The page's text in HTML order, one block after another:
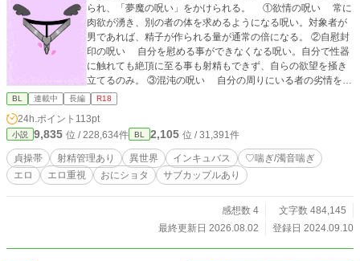
られ、「夢魔の呪い」をかけられる。 ①欲情の呪い 常に
肉欲が湧き、別の者の体を求めるようになる呪い。対象者が
男であれば、精子が作られる量が通常の倍になる。 ②自慰封
印の呪い 自分を慰める事ができなくなる呪い。自分で性器
に触れても絶頂に至る事も射精もできず、自らの欲望を掻き
立てるのみ。 ③混沌の呪い 自分の周りにいる者の劣情を掻
き立てる呪い。その効果は耐性が無い者ほどよく効く。 そ
して、これらの呪いと共に「夢魔の貞操帯」を装着されてし
まった。 カイラは夢魔の呪いに抗おうとするが、襲い来る
劣情に我慢できなくなり…… 射精管理されて苦しむ姿が見
たい… 様々なカップルを見て楽しみたい… 攻め達にとこ
とん意地悪される受け達が見たい…なんて方々に特に薦めた
い！ ＊ゆったりと更新したいと考えております ＊性的表現が
ご注意ください ＊所々でご都合主義の展開となってしまうか
もしれません。ご了承ください ＊受けが攻め、攻めが受けへ
BL 連載中 長編 R18
24h.ポイント 113pt
小説 9,835 位 / 228,634件 BL 2,105 位 / 31,391件
貞操帯 射精管理あり 異世界 インキュバス
♡喘ぎ/濁音喘ぎ
エロ
エロ重視 おにショタ サブカップルあり
感想数 4
文字数 484,145
最終更新日 2026.08.02
登録日 2024.09.10